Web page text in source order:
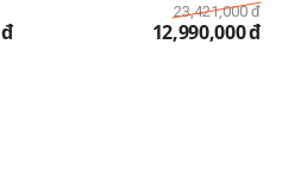
đ
23,421,000 đ
12,990,000đ